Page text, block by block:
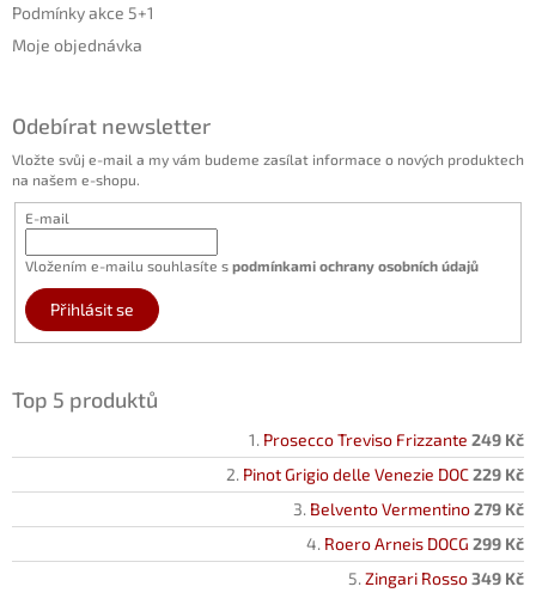
Podmínky akce 5+1
Moje objednávka
Odebírat newsletter
Vložte svůj e-mail a my vám budeme zasílat informace o nových produktech
na našem e-shopu.
E-mail
Vložením e-mailu souhlasíte s podmínkami ochrany osobních údajů
Přihlásit se
Top 5 produktů
Prosecco Treviso Frizzante 249 Kč
Pinot Grigio delle Venezie DOC229 Kč
Belvento Vermentino279 Kč
Roero Arneis DOCG 299 Kč
Zingari Rosso349 Kč